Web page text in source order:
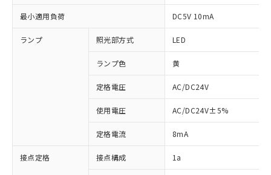
最小適用負荷 DC5V 10mA
ランプ 照光部方式 LED
ランプ色 黄
定格電圧 AC/DC24V
使用電圧 AC/DC24V±5%
定格電流 8mA
接点定格 接点構成 1a
対応済み：EU RoHS指令（10物質）の
非含有に対応した製品が提供可能な商品で